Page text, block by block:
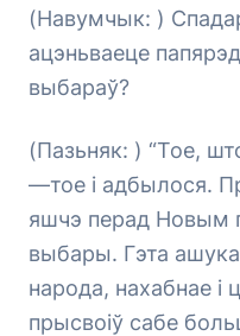
(Навумчык: )
ацэньваеце
выбараў?
(Пазьняк: ) “Тое,
—тое і адбылося.
яшчэ перад Новым
выбары. Гэта
народа, нахабнае і
прысвоіў сабе